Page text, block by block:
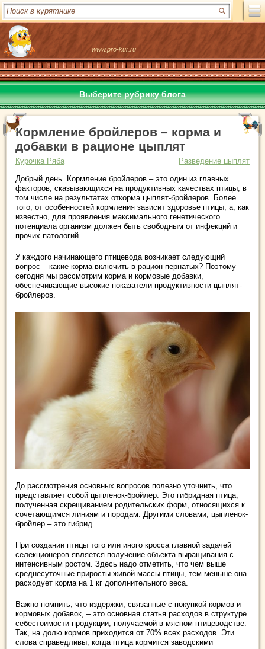
www.pro-kur.ru
Выберите рубрику блога
Кормление бройлеров – корма и
добавки в рационе цыплят
Курочка Ряба
Разведение цыплят
Добрый день. Кормление бройлеров – это один из главных
факторов, сказывающихся на продуктивных качествах птицы, в
том числе на результатах откорма цыплят-бройлеров. Более
того, от особенностей кормления зависит здоровье птицы, а, как
известно, для проявления максимального генетического
потенциала организм должен быть свободным от инфекций и
прочих патологий.
У каждого начинающего птицевода возникает следующий
вопрос – какие корма включить в рацион пернатых? Поэтому
сегодня мы рассмотрим корма и кормовые добавки,
обеспечивающие высокие показатели продуктивности цыплят-
бройлеров.
До рассмотрения основных вопросов полезно уточнить, что
представляет собой цыпленок-бройлер. Это гибридная птица,
полученная скрещиванием родительских форм, относящихся к
сочетающимся линиям и породам. Другими словами, цыпленок-
бройлер – это гибрид.
При создании птицы того или иного кросса главной задачей
селекционеров является получение объекта выращивания с
интенсивным ростом. Здесь надо отметить, что чем выше
среднесуточные приросты живой массы птицы, тем меньше она
расходует корма на 1 кг дополнительного веса.
Важно помнить, что издержки, связанные с покупкой кормов и
кормовых добавок, – это основная статья расходов в структуре
себестоимости продукции, получаемой в мясном птицеводстве.
Так, на долю кормов приходится от 70% всех расходов. Эти
слова справедливы, когда птица кормится заводскими